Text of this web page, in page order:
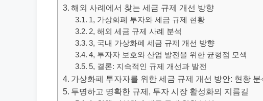
해외 사례에서 찾는 세금 규제 개선 방향
1, 가상화폐 투자와 세금 규제 현황
2, 해외 세금 규제 사례 분석
3, 국내 가상화폐 세금 규제 개선 방향
4, 투자자 보호와 산업 발전을 위한 균형점 모색
5, 결론: 지속적인 규제 개선과 발전
가상화폐 투자자를 위한 세금 규제 개선 방안: 현황
투명하고 명확한 규제, 투자 시장 활성화의 지름길